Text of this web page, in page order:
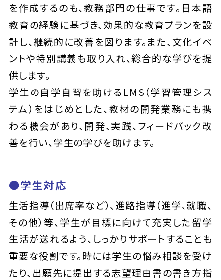
を作成するのも、教務部門の仕事です。日本語
教育の経験に基づき、効果的な教育プランを設
計し、継続的に改善を図ります。また、文化イベ
ントや特別講義も取り入れ、総合的な学びを提
供します。
学生の自学自習を助けるLMS（学習管理シス
テム）をはじめとした、教材の開発業務にも携
わる機会があり、開発、実践、フィードバック改
善を行い、学生の学びを助けます。
●学生対応
生活指導（出席率など）、進路指導（進学、就職、
その他）等、学生が目標に向けて充実した留学
生活が送れるよう、しっかりサポートすることも
重要な役割です。時には学生の悩み相談を受け
たり、出願先に提出する志望理由書の書き方指